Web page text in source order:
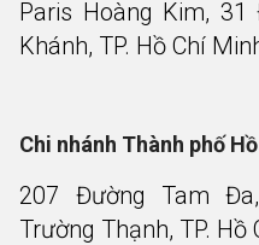
Paris Hoàng Kim,
Khánh, TP. Hồ Chí
Chi nhánh Thành phố
207 Đường Tam
Trường Thạnh, TP. Hồ